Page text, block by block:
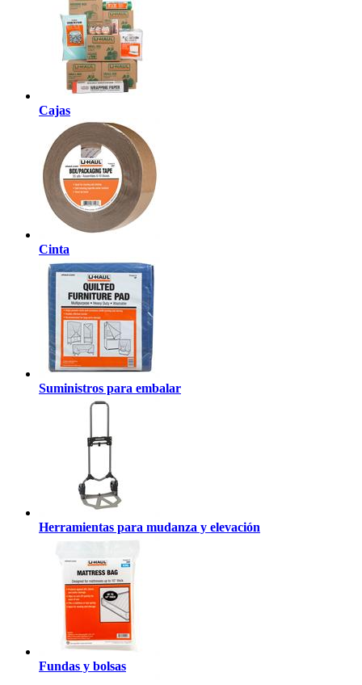
Cajas
Cinta
Suministros para embalar
Herramientas para mudanza y elevación
Fundas y bolsas